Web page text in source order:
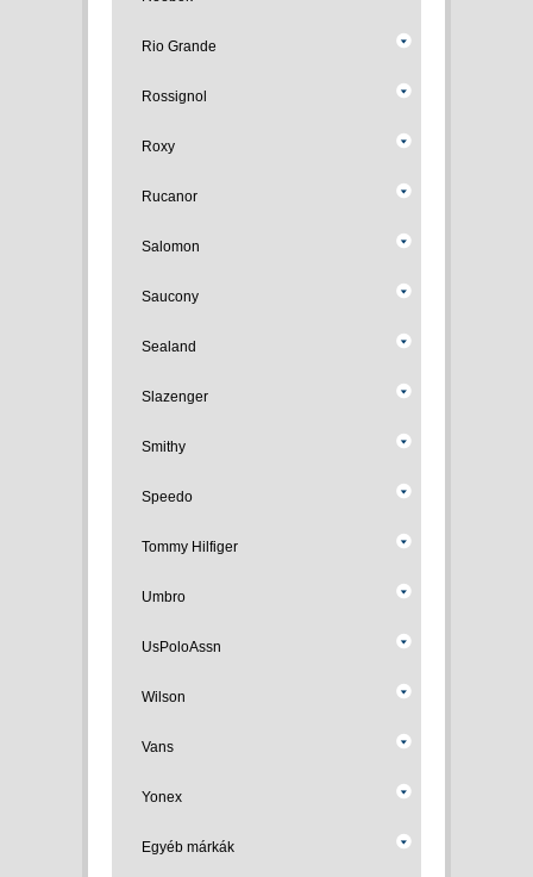
Rio Grande
Rossignol
Roxy
Rucanor
Salomon
Saucony
Sealand
Slazenger
Smithy
Speedo
Tommy Hilfiger
Umbro
UsPoloAssn
Wilson
Vans
Yonex
Egyéb márkák